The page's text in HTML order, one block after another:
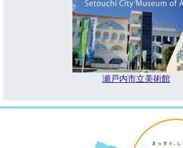
瀬戸内市立美術館